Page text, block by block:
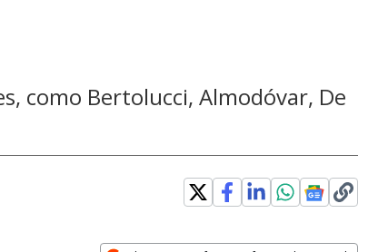
como Bertolucci, Almodóvar, De